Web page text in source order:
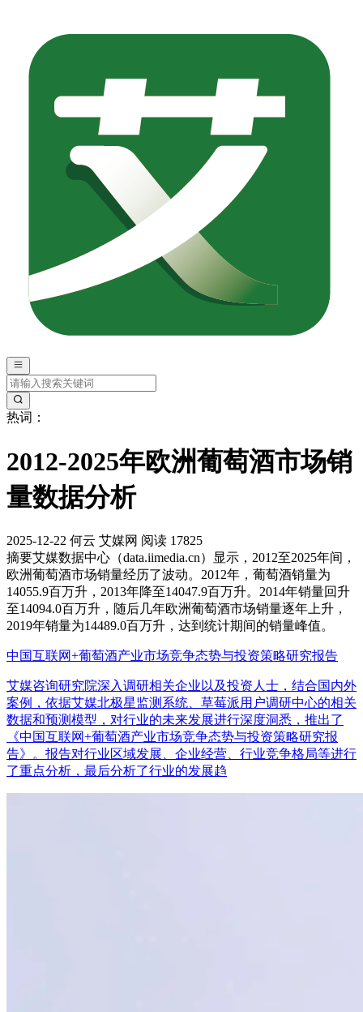
热词：
2012-2025年欧洲葡萄酒市场销
量数据分析
2025-12-22 何云 艾媒网 阅读 17825
摘要艾媒数据中心（data.iimedia.cn）显示，2012至2025年间，
欧洲葡萄酒市场销量经历了波动。2012年，葡萄酒销量为
14055.9百万升，2013年降至14047.9百万升。2014年销量回升
至14094.0百万升，随后几年欧洲葡萄酒市场销量逐年上升，
2019年销量为14489.0百万升，达到统计期间的销量峰值。
中国互联网+葡萄酒产业市场竞争态势与投资策略研究报告
艾媒咨询研究院深入调研相关企业以及投资人士，结合国内外
案例，依据艾媒北极星监测系统、草莓派用户调研中心的相关
数据和预测模型，对行业的未来发展进行深度洞悉，推出了
《中国互联网+葡萄酒产业市场竞争态势与投资策略研究报
告》。报告对行业区域发展、企业经营、行业竞争格局等进行
了重点分析，最后分析了行业的发展趋